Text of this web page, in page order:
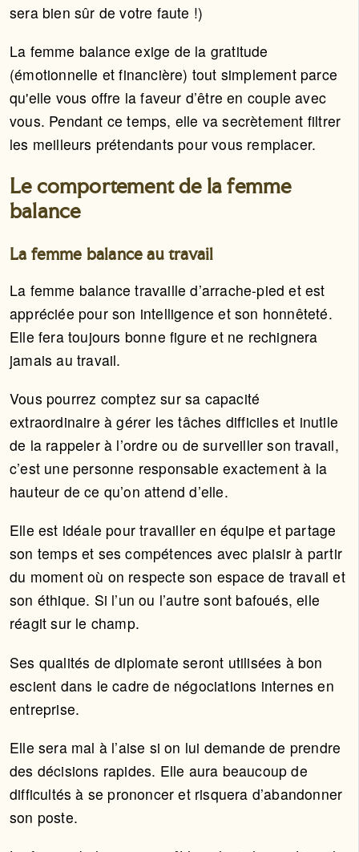
sera bien sûr de votre faute !)
La femme balance exige de la gratitude
(émotionnelle et financière) tout simplement parce
qu'elle vous offre la faveur d’être en couple avec
vous. Pendant ce temps, elle va secrètement filtrer
les meilleurs prétendants pour vous remplacer.
Le comportement de la femme
balance
La femme balance au travail
La femme balance travaille d’arrache-pied et est
appréciée pour son intelligence et son honnêteté.
Elle fera toujours bonne figure et ne rechignera
jamais au travail.
Vous pourrez comptez sur sa capacité
extraordinaire à gérer les tâches difficiles et inutile
de la rappeler à l’ordre ou de surveiller son travail,
c’est une personne responsable exactement à la
hauteur de ce qu’on attend d’elle.
Elle est idéale pour travailler en équipe et partage
son temps et ses compétences avec plaisir à partir
du moment où on respecte son espace de travail et
son éthique. Si l’un ou l’autre sont bafoués, elle
réagit sur le champ.
Ses qualités de diplomate seront utilisées à bon
escient dans le cadre de négociations internes en
entreprise.
Elle sera mal à l’aise si on lui demande de prendre
des décisions rapides. Elle aura beaucoup de
difficultés à se prononcer et risquera d’abandonner
son poste.